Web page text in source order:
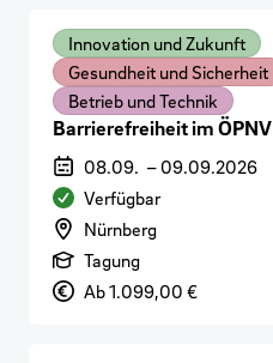
Innovation und Zukunft
Gesundheit und Sicherheit
Betrieb und Technik
Barrierefreiheit im ÖPNV
Veranstaltungszeitraum
08.09. –09.09.2026
Verfügbarkeit
Verfügbar
Veranstaltungsort
Nürnberg
Art der Veranstaltung
Tagung
PreisAb 1.099,00 €